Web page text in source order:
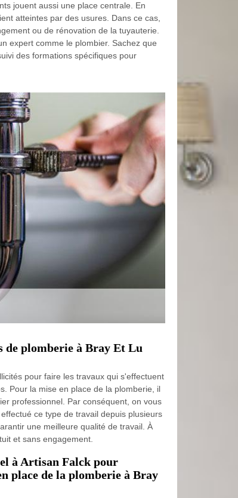
jouent aussi une place centrale. En
atteintes par des usures. Dans ce cas,
ou de rénovation de la tuyauterie.
expert comme le plombier. Sachez que
des formations spécifiques pour
de plomberie à Bray Et Lu
pour faire les travaux qui s'effectuent
Pour la mise en place de la plomberie, il
professionnel. Par conséquent, on vous
ce type de travail depuis plusieurs
une meilleure qualité de travail. À
et sans engagement.
à Artisan Falck pour
place de la plomberie à Bray